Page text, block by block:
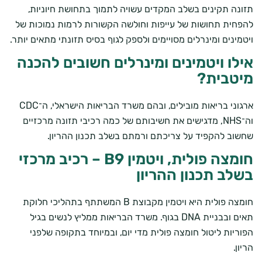
תזונה תקינים בשלב המקדים עשויה לתמוך בתחושת חיוניות,
להפחית תחושות של עייפות וחולשה הקשורות לרמות נמוכות של
ויטמינים ומינרלים מסויימים ולספק לגוף בסיס תזונתי מתאים יותר.
אילו ויטמינים ומינרלים חשובים להכנה
מיטבית?
ארגוני בריאות מובילים, ובהם משרד הבריאות הישראלי, ה־CDC
וה־NHS, מדגישים את חשיבותם של כמה רכיבי תזונה מרכזיים
שחשוב להקפיד על צריכתם ורמתם בשלב תכנון ההריון.
חומצה פולית, ויטמין B9 – רכיב מרכזי
בשלב תכנון ההריון
חומצה פולית
היא ויטמין מקבוצת B המשתתף בתהליכי חלוקת
תאים ובבניית DNA בגוף. משרד הבריאות ממליץ לנשים בגיל
הפוריות ליטול חומצה פולית מדי יום, ובמיוחד בתקופה שלפני
הריון.